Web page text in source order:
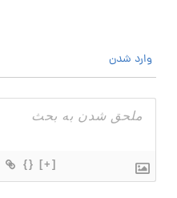
وارد شدن
{} [+]